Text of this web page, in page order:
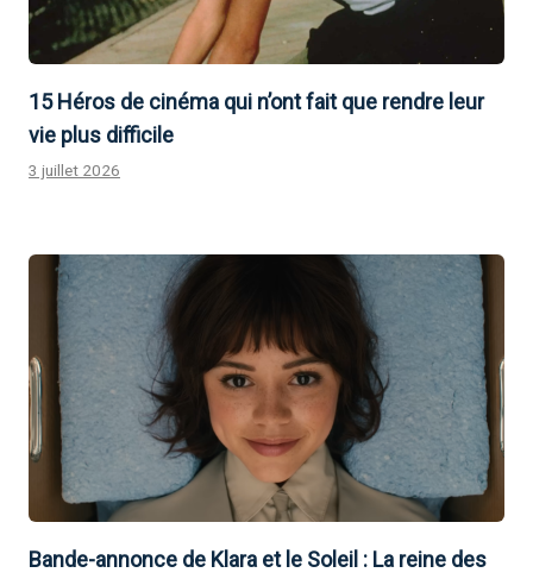
15 Héros de cinéma qui n’ont fait que rendre leur
vie plus difficile
3 juillet 2026
Bande-annonce de Klara et le Soleil : La reine des